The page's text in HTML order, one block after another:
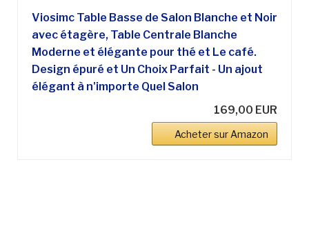
Viosimc Table Basse de Salon Blanche et Noir
avec étagère, Table Centrale Blanche
Moderne et élégante pour thé et Le café.
Design épuré et Un Choix Parfait - Un ajout
élégant à n'importe Quel Salon
169,00 EUR
Acheter sur Amazon